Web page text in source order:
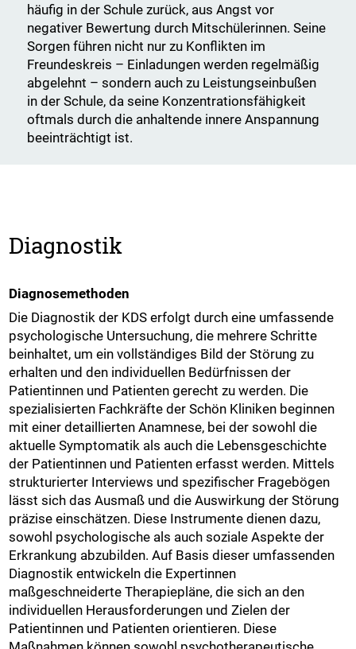
häufig in der Schule zurück, aus Angst vor
negativer Bewertung durch Mitschülerinnen. Seine
Sorgen führen nicht nur zu Konflikten im
Freundeskreis – Einladungen werden regelmäßig
abgelehnt – sondern auch zu Leistungseinbußen
in der Schule, da seine Konzentrationsfähigkeit
oftmals durch die anhaltende innere Anspannung
beeinträchtigt ist.
Diagnostik
Diagnosemethoden
Die Diagnostik der KDS erfolgt durch eine umfassende
psychologische Untersuchung, die mehrere Schritte
beinhaltet, um ein vollständiges Bild der Störung zu
erhalten und den individuellen Bedürfnissen der
Patientinnen und Patienten gerecht zu werden. Die
spezialisierten Fachkräfte der Schön Kliniken beginnen
mit einer detaillierten Anamnese, bei der sowohl die
aktuelle Symptomatik als auch die Lebensgeschichte
der Patientinnen und Patienten erfasst werden. Mittels
strukturierter Interviews und spezifischer Fragebögen
lässt sich das Ausmaß und die Auswirkung der Störung
präzise einschätzen. Diese Instrumente dienen dazu,
sowohl psychologische als auch soziale Aspekte der
Erkrankung abzubilden. Auf Basis dieser umfassenden
Diagnostik entwickeln die Expertinnen
maßgeschneiderte Therapiepläne, die sich an den
individuellen Herausforderungen und Zielen der
Patientinnen und Patienten orientieren. Diese